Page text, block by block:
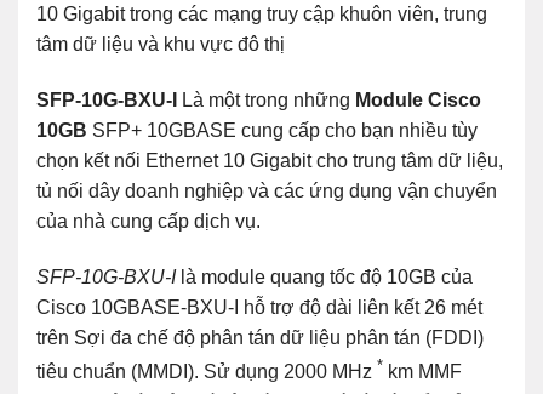
10 Gigabit trong các mạng truy cập khuôn viên, trung
tâm dữ liệu và khu vực đô thị
SFP-10G-BXU-I Là một trong những Module Cisco
10GB SFP+ 10GBASE cung cấp cho bạn nhiều tùy
chọn kết nối Ethernet 10 Gigabit cho trung tâm dữ liệu,
tủ nối dây doanh nghiệp và các ứng dụng vận chuyển
của nhà cung cấp dịch vụ.
SFP-10G-BXU-Ilà module quang tốc độ 10GB của
Cisco 10GBASE-BXU-I hỗ trợ độ dài liên kết 26 mét
trên Sợi đa chế độ phân tán dữ liệu phân tán (FDDI)
tiêu chuẩn (MMDI). Sử dụng 2000 MHz * km MMF